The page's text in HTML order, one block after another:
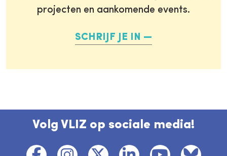
projecten en aankomende events.
SCHRIJF JE IN
Volg VLIZ op sociale media!